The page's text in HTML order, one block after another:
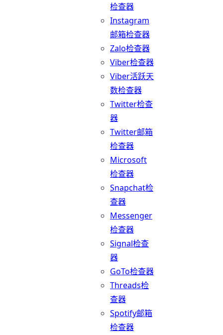
检查器
Instagram
邮箱检查器
Zalo检查器
Viber检查器
Viber活跃天
数检查器
Twitter检查
器
Twitter邮箱
检查器
Microsoft
检查器
Snapchat检
查器
Messenger
检查器
Signal检查
器
GoTo检查器
Threads检
查器
Spotify邮箱
检查器